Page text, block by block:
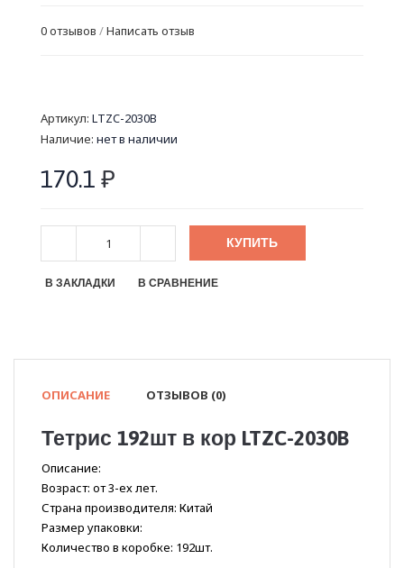
0 отзывов /Написать отзыв
Артикул: LTZC-2030B
Наличие: нет в наличии
170.1 ₽
КУПИТЬ
В ЗАКЛАДКИ В СРАВНЕНИЕ
ОПИСАНИЕ ОТЗЫВОВ (0)
Тетрис 192шт в кор LTZC-2030B
Описание:
Возраст: от 3-ех лет.
Страна производителя: Китай
Размер упаковки:
Количество в коробке: 192шт.